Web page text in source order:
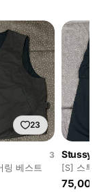
23
3
링 베스트
Stussy
[S] 스투
블랙